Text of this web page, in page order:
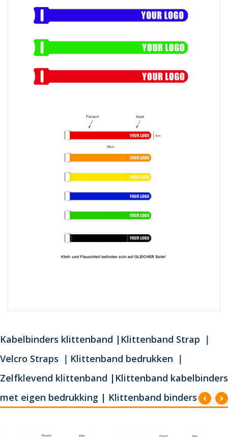
Kabelbinders klittenband |Klittenband Strap ｜
Velcro Straps ｜Klittenband bedrukken ｜
Zelfklevend klittenband |Klittenband kabelbinders
met eigen bedrukking | Klittenband binders